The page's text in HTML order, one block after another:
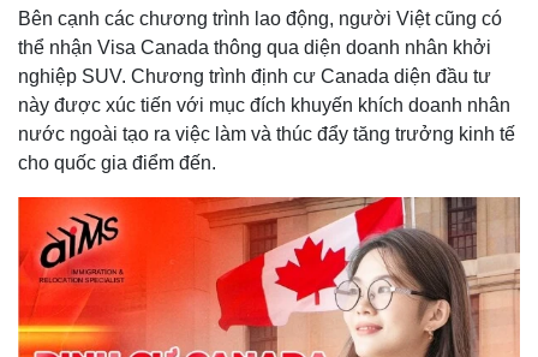
Bên cạnh các chương trình lao động, người Việt cũng có
thể nhận Visa Canada thông qua diện doanh nhân khởi
nghiệp SUV. Chương trình định cư Canada diện đầu tư
này được xúc tiến với mục đích khuyến khích doanh nhân
nước ngoài tạo ra việc làm và thúc đẩy tăng trưởng kinh tế
cho quốc gia điểm đến.